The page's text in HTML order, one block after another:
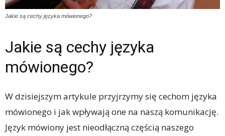
Jakie są cechy języka mówionego?
Jakie są cechy języka
mówionego?
W dzisiejszym artykule przyjrzymy się cechom języka
mówionego i jak wpływają one na naszą komunikację.
Język mówiony jest nieodłączną częścią naszego